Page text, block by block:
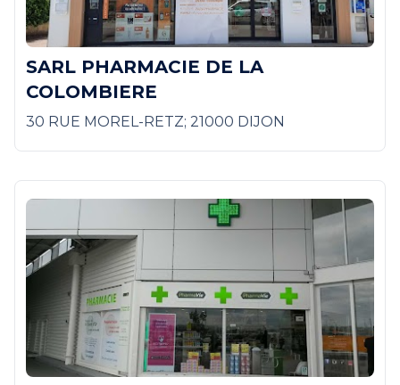
SARL PHARMACIE DE LA
COLOMBIERE
30 RUE MOREL-RETZ; 21000 DIJON